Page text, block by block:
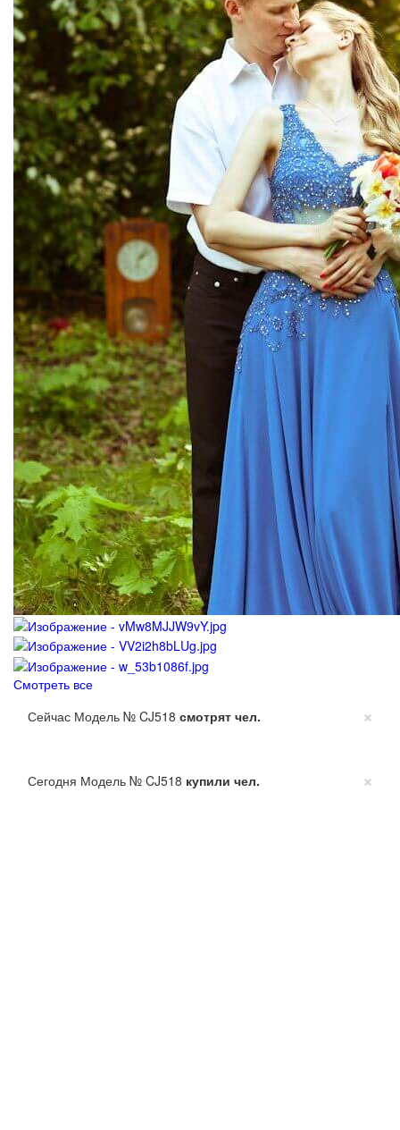
Смотреть все
×
Сейчас Модель № CJ518 смотрят чел.
×
Сегодня Модель № CJ518 купили чел.